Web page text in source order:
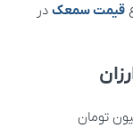
قیمت سمعک در